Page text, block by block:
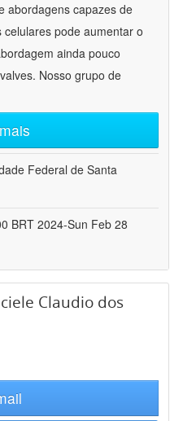
abordagens capazes de
pode aumentar o
ainda pouco
Nosso grupo de
Federal de Santa
BRT 2024-Sun Feb 28
Claudio dos